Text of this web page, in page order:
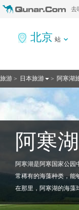
去
北京 站
旅游 > 日本旅游 > 阿寒湖
阿寒湖
阿寒湖是阿寒国家公园
常稀有的海藻种类，能
在那里，阿寒湖的海藻